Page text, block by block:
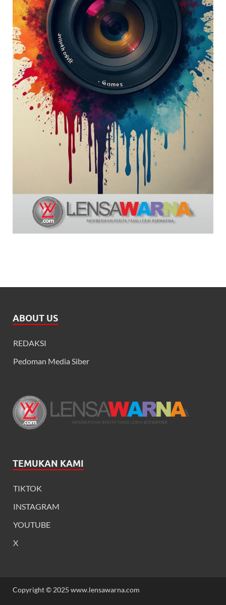
ABOUT US
REDAKSI
Pedoman Media Siber
TEMUKAN KAMI
TIKTOK
INSTAGRAM
YOUTUBE
X
Copyright © 2025 www.lensawarna.com